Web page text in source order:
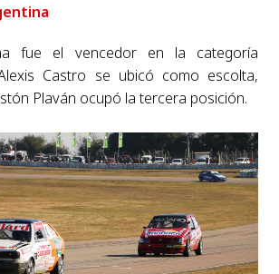
fue el vencedor en la categoría
Castro se ubicó como escolta,
Plaván ocupó la tercera posición.